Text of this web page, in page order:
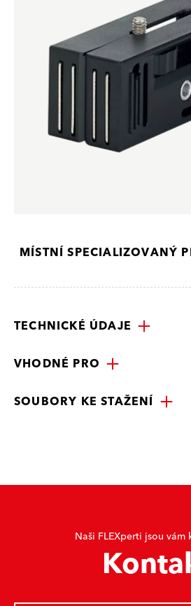
MÍSTNÍ SPECIALIZOVANÝ
TECHNICKÉ ÚDAJE
VHODNÉ PRO
SOUBORY KE STAŽENÍ
Naši FLEXperti jsou vám